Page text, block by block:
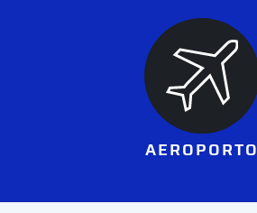
AEROPORTO